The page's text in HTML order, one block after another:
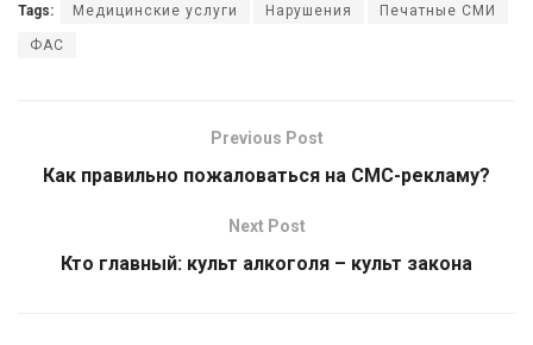
Tags: Медицинские услуги Нарушения Печатные СМИ
ФАС
Previous Post
Как правильно пожаловаться на СМС-рекламу?
Next Post
Кто главный: культ алкоголя – культ закона